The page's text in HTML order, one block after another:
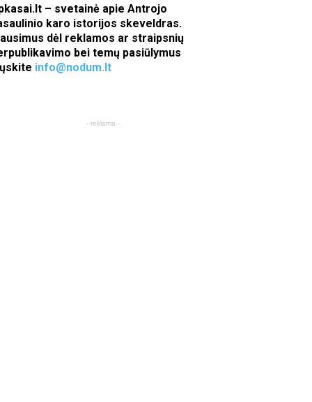
– svetainė apie Antrojo
karo istorijos skeveldras.
dėl reklamos ar straipsnių
bei temų pasiūlymus
info@nodum.lt
- reklama -